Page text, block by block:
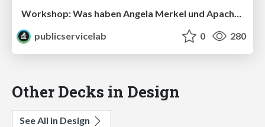
Workshop: Was haben Angela Merkel und Apache 207 mit dem Bürger:innenservice der Zukunft zu tun?
publicservicelab
0 280
Other Decks in Design
See All in Design